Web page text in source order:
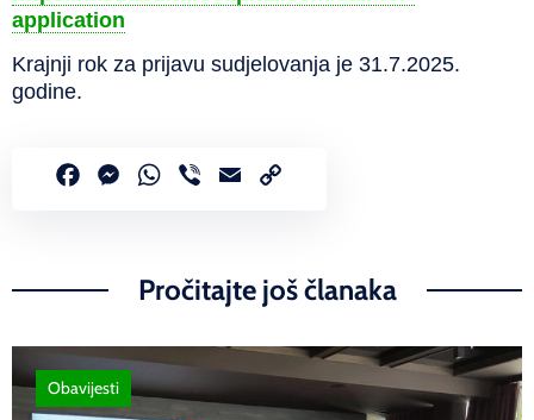
application
Krajnji rok za prijavu sudjelovanja je 31.7.2025.
godine.
FacebookMessenger
WhatsApp
Viber Email
Pročitajte još članaka
Obavijesti